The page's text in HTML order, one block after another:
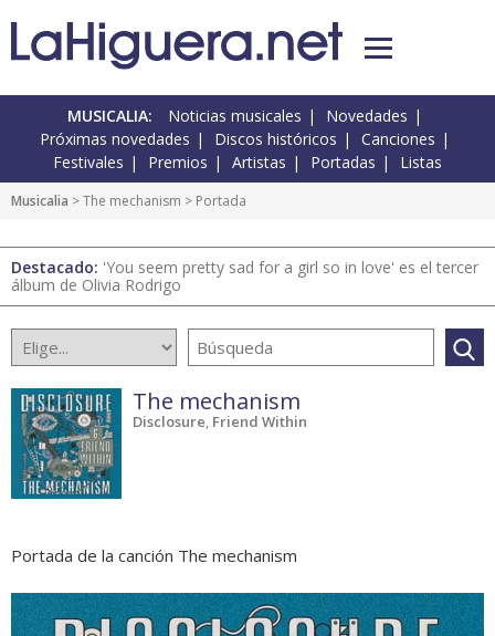
MUSICALIA: Noticias musicales
Novedades
Próximas novedades
Discos históricos
Canciones
Festivales
Premios Artistas Portadas Listas
Musicalia >The mechanism > Portada
Destacado: 'You seem pretty sad for a girl so in love' es el tercer
álbum de Olivia Rodrigo
The mechanism
Disclosure, Friend Within
Portada de la canción The mechanism